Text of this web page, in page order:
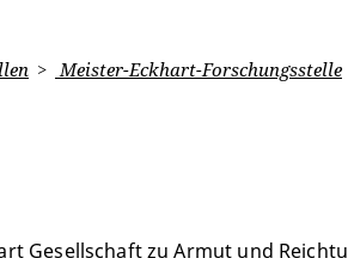
Meister-Eckhart-Forschungsstelle
Gesellschaft zu Armut und